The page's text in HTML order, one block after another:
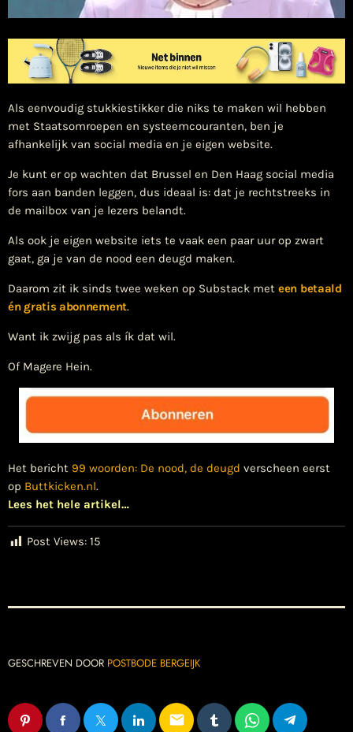
Als eenvoudig stukkiestikker die niks te maken wil hebben
met Staatsomroepen en systeemcouranten, ben je
afhankelijk van social media en je eigen website.
Je kunt er op wachten dat Brussel en Den Haag social media
fors aan banden leggen, dus ideaal is: dat je rechtstreeks in
de mailbox van je lezers belandt.
Als ook je eigen website iets te vaak een paar uur op zwart
gaat, ga je van de nood een deugd maken.
Daarom zit ik sinds twee weken op Substack met een betaald
én gratis abonnement.
Want ik zwijg pas als ík dat wil.
Of Magere Hein.
Het bericht 99 woorden: De nood, de deugd verscheen eerst
op Buttkicken.nl.
Lees het hele artikel…
Post Views: 15
GESCHREVEN DOOR POSTBODE BERGEIJK
email